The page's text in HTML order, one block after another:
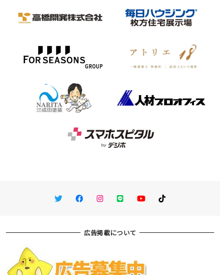
TwitterFacebookInstagram
LINE You TubeTikTok
広告掲載について